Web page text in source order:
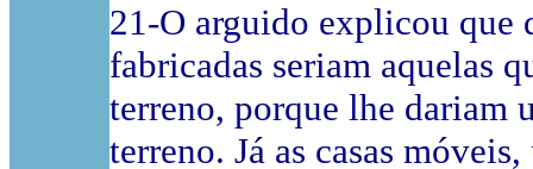
21-O arguido explicou que
fabricadas seriam aquelas
terreno, porque lhe dariam
terreno. Já as casas